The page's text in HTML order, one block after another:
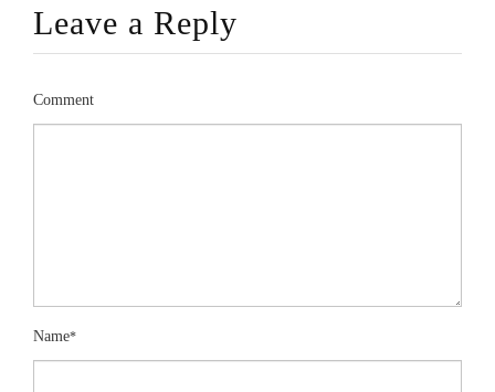
Leave a Reply
Comment
Name*